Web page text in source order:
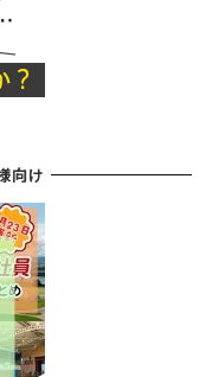
向け